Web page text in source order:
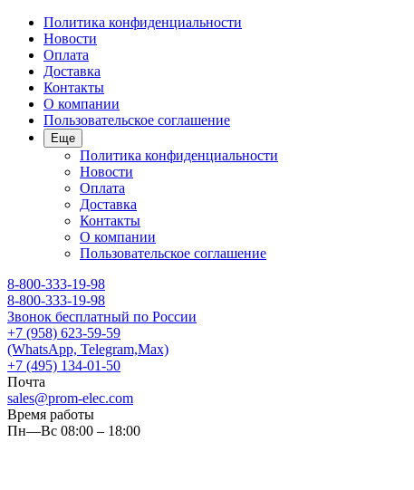
Политика конфиденциальности
Новости
Оплата
Доставка
Контакты
О компании
Пользовательское соглашение
Еще
Политика конфиденциальности
Новости
Оплата
Доставка
Контакты
О компании
Пользовательское соглашение
8-800-333-19-98
8-800-333-19-98
Звонок бесплатный по России
+7 (958) 623-59-59
(WhatsApp, Telegram,Max)
+7 (495) 134-01-50
Почта
sales@prom-elec.com
Время работы
Пн—Вс 08:00 – 18:00